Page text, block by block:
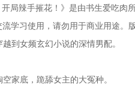
开局辣手摧花！》是由书生爱吃
学习使用，请勿用于商业用途
越到女频玄幻小说的深情男配。
家底，跪舔女主的大冤种。